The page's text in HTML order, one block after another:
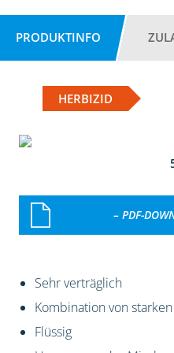
PRODUKTINFO
HERBIZID
– PDF-
Sehr verträglich
Kombination von
Flüssig